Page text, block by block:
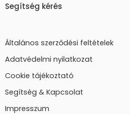
Segítség kérés
Általános szerződési feltételek
Adatvédelmi nyilatkozat
Cookie tájékoztató
Segítség & Kapcsolat
Impresszum